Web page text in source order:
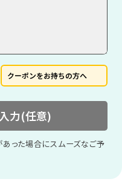
クーポンをお持ちの方へ
力(任意)
あった場合にスムーズなご予